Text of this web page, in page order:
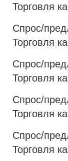
Торговля
Спрос/
Торговля
Спрос/
Торговля
Спрос/
Торговля
Спрос/
Торговля